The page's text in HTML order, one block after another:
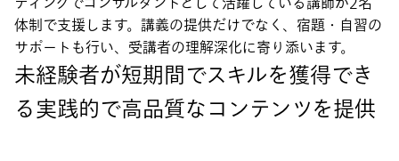
体制で支援します。講義の提供だけでなく、宿題・自習の
サポートも行い、受講者の理解深化に寄り添います。
未経験者が短期間でスキルを獲得でき
る実践的で高品質なコンテンツを提供